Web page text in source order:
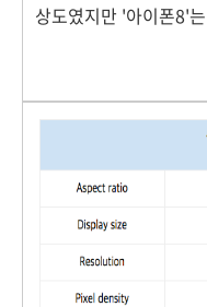
상도였지만 '아이폰8'